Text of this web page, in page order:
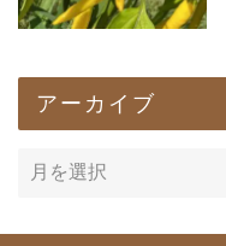
アーカイブ